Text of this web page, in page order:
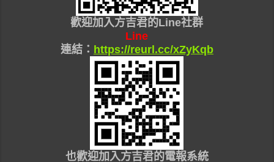
歡迎加入方吉君的Line社群
Line
連結： https://reurl.cc/xZyKqb
也歡迎加入方吉君的電報系統